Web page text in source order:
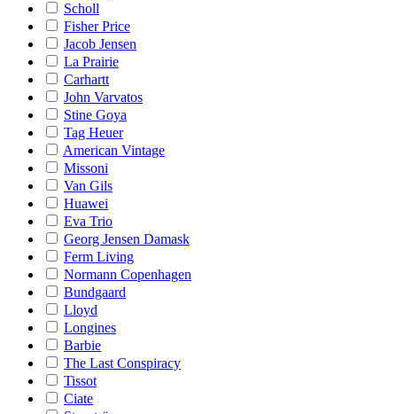
Scholl
Fisher Price
Jacob Jensen
La Prairie
Carhartt
John Varvatos
Stine Goya
Tag Heuer
American Vintage
Missoni
Van Gils
Huawei
Eva Trio
Georg Jensen Damask
Ferm Living
Normann Copenhagen
Bundgaard
Lloyd
Longines
Barbie
The Last Conspiracy
Tissot
Ciate